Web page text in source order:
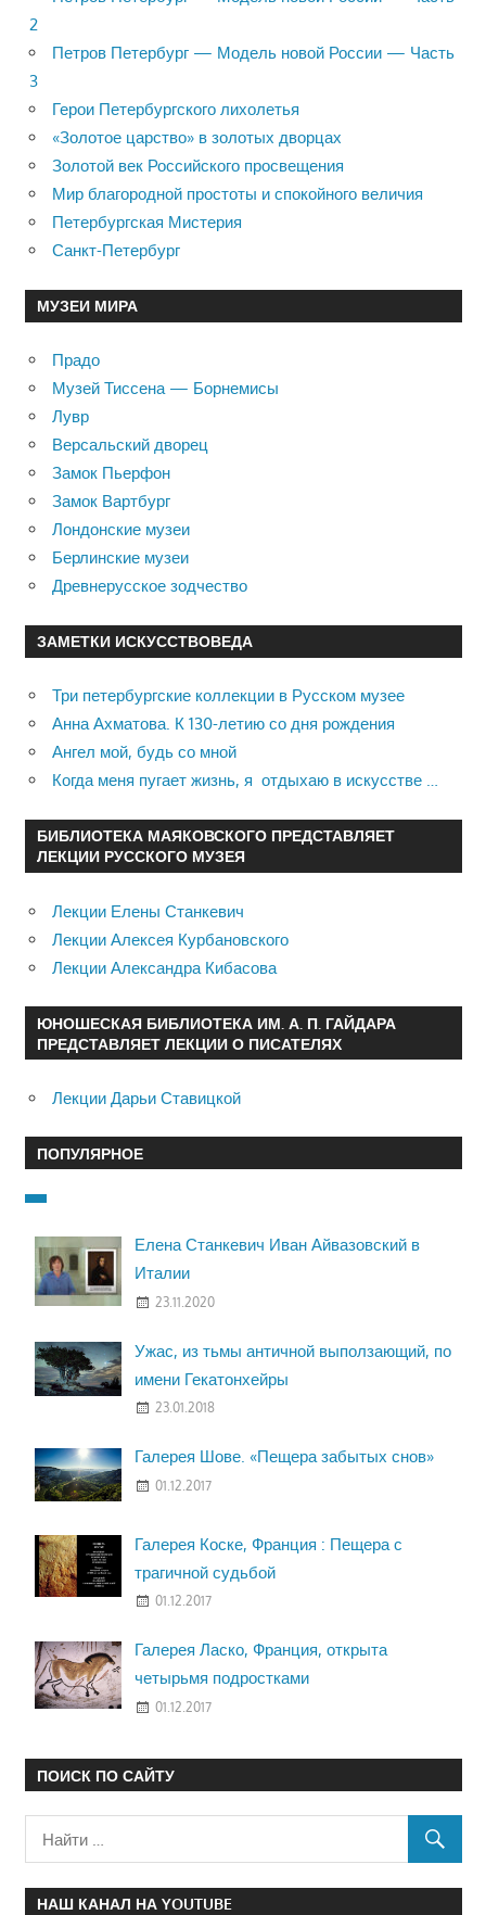
2
Петров Петербург — Модель новой России — Часть
3
Герои Петербургского лихолетья
«Золотое царство» в золотых дворцах
Золотой век Российского просвещения
Мир благородной простоты и спокойного величия
Петербургская Мистерия
Санкт-Петербург
МУЗЕИ МИРА
Прадо
Музей Тиссена — Борнемисы
Лувр
Версальский дворец
Замок Пьерфон
Замок Вартбург
Лондонские музеи
Берлинские музеи
Древнерусское зодчество
ЗАМЕТКИ ИСКУССТВОВЕДА
Три петербургские коллекции в Русском музее
Анна Ахматова. К 130-летию со дня рождения
Ангел мой, будь со мной
Когда меня пугает жизнь, я отдыхаю в искусстве …
БИБЛИОТЕКА МАЯКОВСКОГО ПРЕДСТАВЛЯЕТ
ЛЕКЦИИ РУССКОГО МУЗЕЯ
Лекции Елены Станкевич
Лекции Алексея Курбановского
Лекции Александра Кибасова
ЮНОШЕСКАЯ БИБЛИОТЕКА ИМ. А. П. ГАЙДАРА
ПРЕДСТАВЛЯЕТ ЛЕКЦИИ О ПИСАТЕЛЯХ
Лекции Дарьи Ставицкой
ПОПУЛЯРНОЕ
Елена Станкевич Иван Айвазовский в
Италии
23.11.2020
Ужас, из тьмы античной выползающий, по
имени Гекатонхейры
23.01.2018
Галерея Шове. «Пещера забытых снов»
01.12.2017
Галерея Коске, Франция : Пещера с
трагичной судьбой
01.12.2017
Галерея Ласко, Франция, открыта
четырьмя подростками
01.12.2017
ПОИСК ПО САЙТУ
НАШ КАНАЛ НА YOUTUBE